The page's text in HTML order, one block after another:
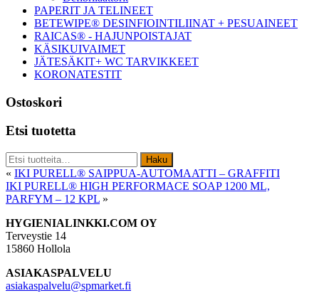
PAPERIT JA TELINEET
BETEWIPE® DESINFIOINTILIINAT + PESUAINEET
RAICAS® - HAJUNPOISTAJAT
KÄSIKUIVAIMET
JÄTESÄKIT+ WC TARVIKKEET
KORONATESTIT
Ostoskori
Etsi tuotetta
Etsi: Haku
« IKI PURELL® SAIPPUA-AUTOMAATTI – GRAFFITI
IKI PURELL® HIGH PERFORMACE SOAP 1200 ML,
PARFYM – 12 KPL »
Footer
HYGIENIALINKKI.COM OY
Terveystie 14
15860 Hollola
ASIAKASPALVELU
asiakaspalvelu@spmarket.fi